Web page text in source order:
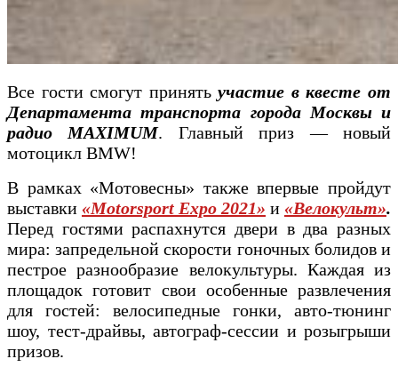
Все гости смогут принятьучастие в квесте от
Департамента транспорта города Москвы и
радио MAXIMUM. Главный приз — новый
мотоцикл BMW!
В рамках «Мотовесны» также впервые пройдут
выставки «Motorsport Expo 2021» и «Велокульт».
Перед гостями распахнутся двери в два разных
мира: запредельной скорости гоночных болидов и
пестрое разнообразие велокультуры. Каждая из
площадок готовит свои особенные развлечения
для гостей: велосипедные гонки, авто-тюнинг
шоу, тест-драйвы, автограф-сессии и розыгрыши
призов.